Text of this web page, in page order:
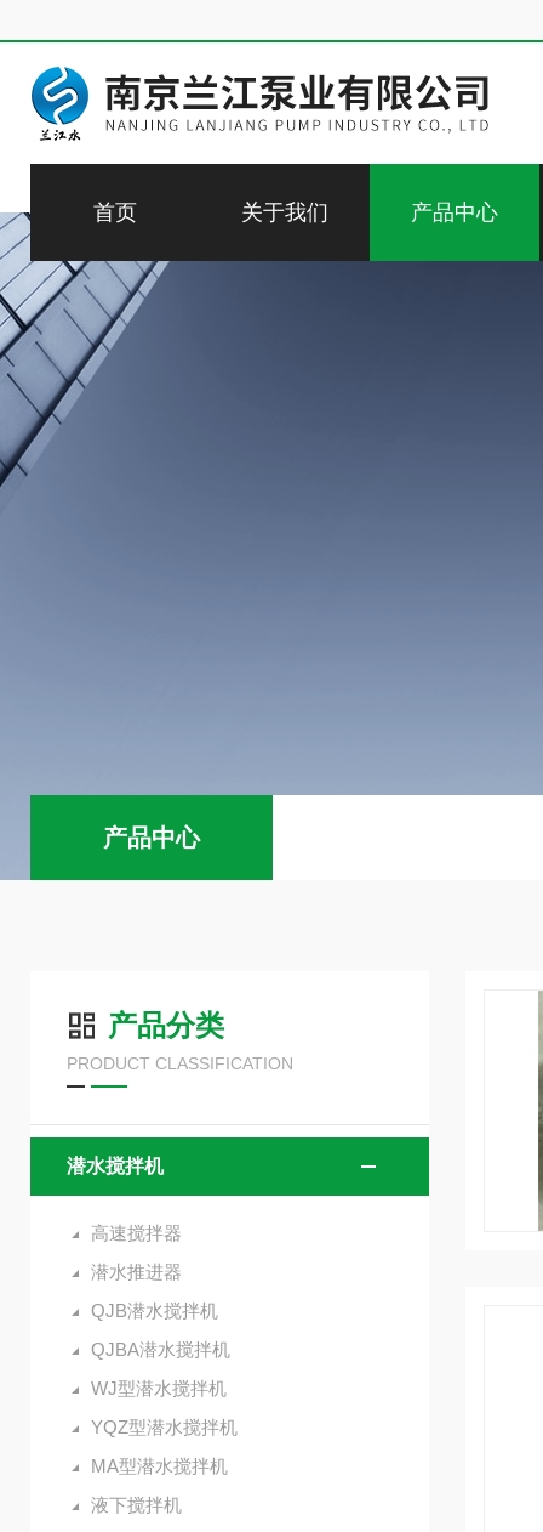
首页 关于我们 产品中心
产品中心
产品分类
PRODUCT CLASSIFICATION
潜水搅拌机
高速搅拌器
潜水推进器
QJB潜水搅拌机
QJBA潜水搅拌机
WJ型潜水搅拌机
YQZ型潜水搅拌机
MA型潜水搅拌机
液下搅拌机